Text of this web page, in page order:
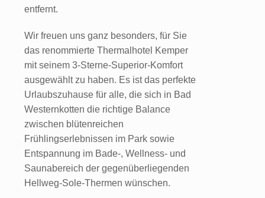
entfernt.
Wir freuen uns ganz besonders, für Sie
das renommierte Thermalhotel Kemper
mit seinem 3-Sterne-Superior-Komfort
ausgewählt zu haben. Es ist das perfekte
Urlaubszuhause für alle, die sich in Bad
Westernkotten die richtige Balance
zwischen blütenreichen
Frühlingserlebnissen im Park sowie
Entspannung im Bade-, Wellness- und
Saunabereich der gegenüberliegenden
Hellweg-Sole-Thermen wünschen.